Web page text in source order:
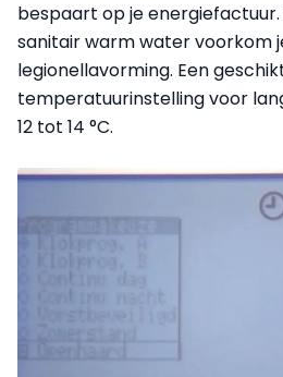
bespaart op je
sanitair warm water voorkom
legionellavorming. Een
temperatuurinstelling voor
12 tot 14 °C.